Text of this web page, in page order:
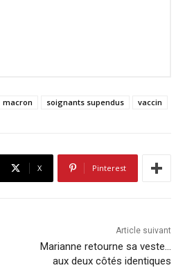
macron soignants supendus vaccin
X Pinterest
Article suivant
Marianne retourne sa veste…
aux deux côtés identiques